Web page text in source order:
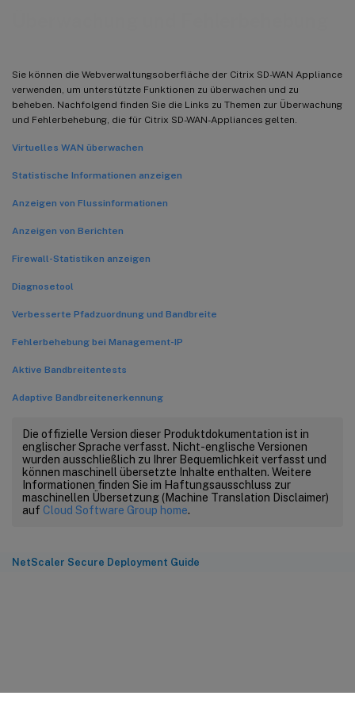
Sie können die Webverwaltungsoberfläche der Citrix SD-WAN Appliance
verwenden, um unterstützte Funktionen zu überwachen und zu
beheben. Nachfolgend finden Sie die Links zu Themen zur Überwachung
und Fehlerbehebung, die für Citrix SD-WAN-Appliances gelten.
Virtuelles WAN überwachen
Statistische Informationen anzeigen
Anzeigen von Flussinformationen
Anzeigen von Berichten
Firewall-Statistiken anzeigen
Diagnosetool
Verbesserte Pfadzuordnung und Bandbreite
Fehlerbehebung bei Management-IP
Aktive Bandbreitentests
Adaptive Bandbreitenerkennung
Die offizielle Version dieser Produktdokumentation ist in
englischer Sprache verfasst. Nicht-englische Versionen
wurden ausschließlich zu Ihrer Bequemlichkeit verfasst und
können maschinell übersetzte Inhalte enthalten. Weitere
Informationen finden Sie im Haftungsausschluss zur
maschinellen Übersetzung (Machine Translation Disclaimer)
auf Cloud Software Group home.
NetScaler Secure Deployment Guide